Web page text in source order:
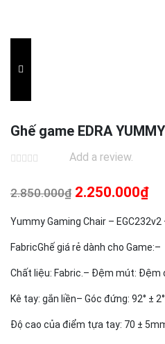
Ghế game EDRA
Add a review.
2.850.000₫ Giá
gốc
2.850.000₫.
2.250.000₫Giá
là:
Yummy Gaming Chair – EGC232v2
FabricGhế giá rẻ dành cho Game:–
Chất liệu: Fabric. – Đệm mút: Đệm
Kê tay: gắn liền– Góc đứng: 92° ± 2°
Độ cao của điểm tựa tay: 70 ±